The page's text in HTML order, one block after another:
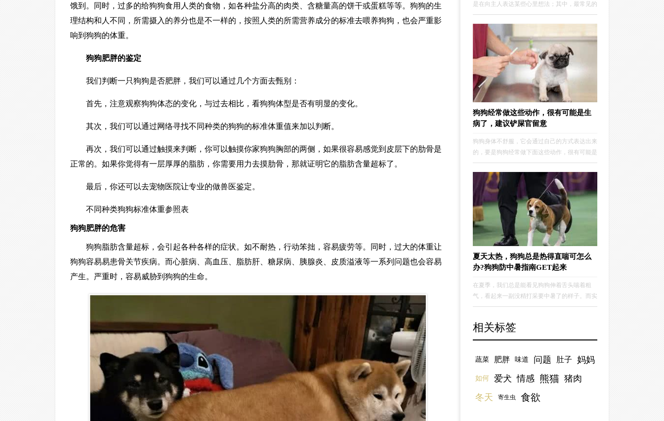
饿到。同时，过多的给狗狗食用人类的食物，如各种盐分高的肉类、含糖量高的饼干或蛋糕等等。狗狗的生
理结构和人不同，所需摄入的养分也是不一样的，按照人类的所需营养成分的标准去喂养狗狗，也会严重影
响到狗狗的体重。
狗狗肥胖的鉴定
我们判断一只狗狗是否肥胖，我们可以通过几个方面去甄别：
首先，注意观察狗狗体态的变化，与过去相比，看狗狗体型是否有明显的变化。
其次，我们可以通过网络寻找不同种类的狗狗的标准体重值来加以判断。
再次，我们可以通过触摸来判断，你可以触摸你家狗狗胸部的两侧，如果很容易感觉到皮层下的肋骨是
正常的。如果你觉得有一层厚厚的脂肪，你需要用力去摸肋骨，那就证明它的脂肪含量超标了。
最后，你还可以去宠物医院让专业的做兽医鉴定。
不同种类狗狗标准体重参照表
狗狗肥胖的危害
狗狗脂肪含量超标，会引起各种各样的症状。如不耐热，行动笨拙，容易疲劳等。同时，过大的体重让
狗狗容易易患骨关节疾病。而心脏病、高血压、脂肪肝、糖尿病、胰腺炎、皮质溢液等一系列问题也会容易
产生。严重时，容易威胁到狗狗的生命。
是在向主人表达某些心里想法；其中，最常见的
就是狗狗的4种道歉方式，如果你看不懂，那么
这个铲屎官就白当了！※ ※ ※ ※ ※ ※ ※
※“送你个礼物，消消气”有时候狗狗犯了错...
狗狗经常做这些动作，很有可能是生
病了，建议铲屎官留意
狗狗身体不舒服，它会通过自己的方式表达出来
的，要是狗狗经常做下面这些动作，很有可能是
生病了，建议各位铲屎官们多多留意一下。经常
甩头晃脑如果铲屎官没帮狗狗定期清洁过耳朵，
那狗狗突然开始频繁甩头、晃脑，多半是耳朵脏
东西太多，或者有耳螨，甚至有可能是耳朵发炎
了。
夏天太热，狗狗总是热得直喘可怎么
办?狗狗防中暑指南GET起来
在夏季，我们总是能看见狗狗伸着舌头喘着粗
气，看起来一副没精打采要中暑了的样子。而实
际上，狗狗是真的可能中暑哦！今天跟大家分享
松愉快地度过这个炎热的夏天。
相关标签
蔬菜 肥胖 味道 问题 肚子 妈妈
如何 爱犬 情感 熊猫 猪肉
冬天
寄生虫 食欲